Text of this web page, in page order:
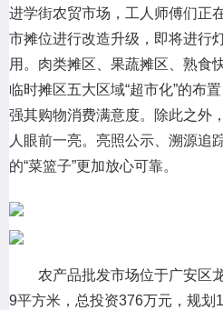
进学街农贸市场，工人师傅们正
市摊位进行改造升级，即将进行
用。肉类摊区、果蔬摊区、熟食
临时摊区五大区域“超市化”的布
强其购物消费满意度。除此之外
人眼前一亮。亮照公示、溯源追
的“菜篮子”更加放心可靠。
农产品批发市场位于广安区
9平方米，总投资376万元，规划